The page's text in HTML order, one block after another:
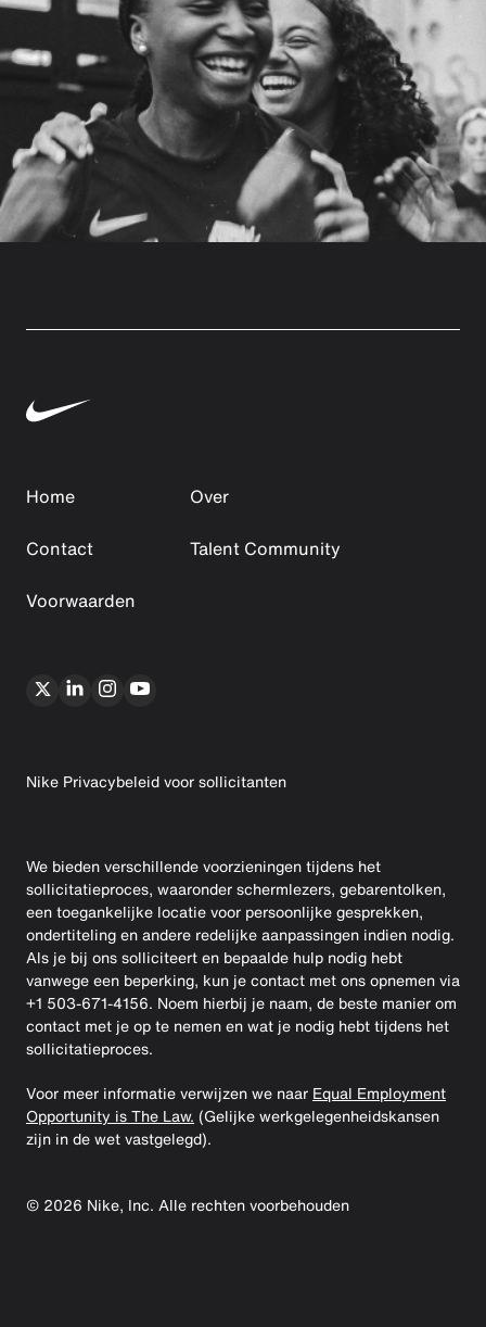
Home
Over
Contact
Talent Community
Voorwaarden
Nike Privacybeleid voor sollicitanten
We bieden verschillende voorzieningen tijdens het
sollicitatieproces, waaronder schermlezers, gebarentolken,
een toegankelijke locatie voor persoonlijke gesprekken,
ondertiteling en andere redelijke aanpassingen indien nodig.
Als je bij ons solliciteert en bepaalde hulp nodig hebt
vanwege een beperking, kun je contact met ons opnemen via
+1 503-671-4156. Noem hierbij je naam, de beste manier om
contact met je op te nemen en wat je nodig hebt tijdens het
sollicitatieproces.
Voor meer informatie verwijzen we naar Equal Employment
Opportunity is The Law. (Gelijke werkgelegenheidskansen
zijn in de wet vastgelegd).
© 2026 Nike, Inc. Alle rechten voorbehouden